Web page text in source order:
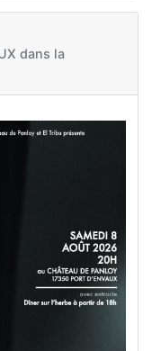
dans la